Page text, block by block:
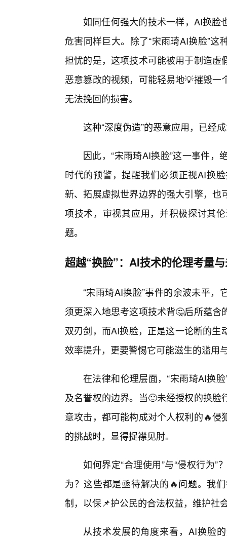
如同任何强大的技术一样，AI换脸
危害同样巨大。除了“宋雨琦AI换脸”
担忧的是，这项技术可能被用于制造
恶意篡改的视频，可能轻易地💡摧毁
无法挽回的损害。
这种“深度伪造”的恶意应用，已经
因此，“宋雨琦AI换脸”这一事件
时代的预警，提醒我们必须正视AI换
新、拓展虚拟世界边界的强大引擎，
项技术，审视其应用，并积极探讨其
题。
超越“换脸”：AI技术的伦理考量
“宋雨琦AI换脸”事件的余波未平
须更深入地思考这项技术背🤔后所蕴
双刃剑，而AI换脸，正是这一论断的
效率提升，更要警惕它可能滋生的滥用
在法律和伦理层面，“宋雨琦AI换
及名誉权的边界。当🙂未经授权的换
意攻击，都可能构成对个人权利的🔥
的挑战时，显得捉襟见肘。
如何界定“合理使用”与“侵权行为
为？这些都是亟待解决的🔥问题。我
制，以保📌护公民的合法权益，维护社
从技术发展的角度来看，AI换脸